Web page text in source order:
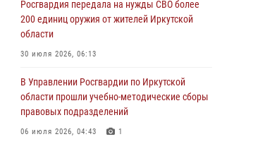
Иркутской области провели рейды по
соблюдению миграционного
законодательства
30 июля 2026, 04:19
В честь 10-летия Росгвардии сотрудники
вневедомственной охраны из Ангарска
познакомили отдыхающих детского лагеря со
Росгвардия передала на нужды СВО более
200 единиц оружия от жителей Иркутской
области
30 июля 2026, 06:13
В Управлении Росгвардии по Иркутской
области прошли учебно-методические сборы
правовых подразделений
06 июля 2026, 04:43 1